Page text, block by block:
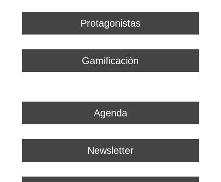
Protagonistas
Gamificación
Agenda
Newsletter